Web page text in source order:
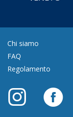
Chi siamo
FAQ
Regolamento